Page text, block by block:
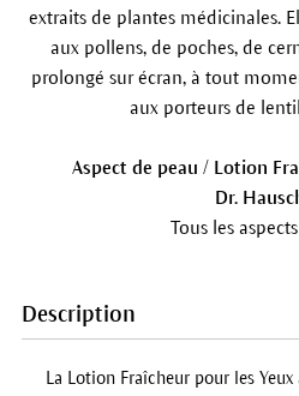
extraits de plantes médicinales.
aux pollens, de poches, de
prolongé sur écran, à tout
aux porteurs de
Aspect de peau / Lotion
Dr.
Tous les
Description
La Lotion Fraîcheur pour les